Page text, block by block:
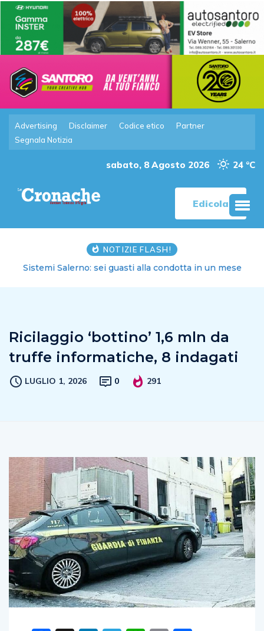
Advertising Disclaimer Codice etico
Partner
Segnala Notizia
sabato, 8 Agosto 2026 24 °C
Edicola
NOTIZIE FLASH!
Sistemi Salerno: sei guasti alla condotta in un mese
Ricilaggio ‘bottino’ 1,6 mln da
truffe informatiche, 8 indagati
LUGLIO 1, 2026 0 291